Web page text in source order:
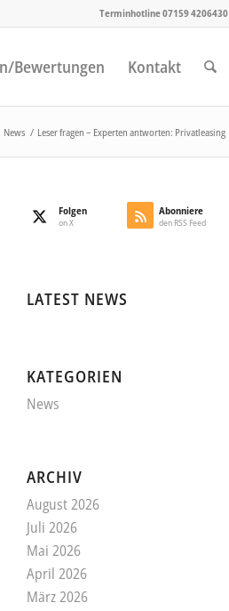
Terminhotline 07159 4206430
Bewertungen Kontakt
News / Leser fragen – Experten antworten: Privatleasing
Folgen
on X
Abonniere
den RSS Feed
LATEST NEWS
KATEGORIEN
News
ARCHIV
August 2026
Juli 2026
Mai 2026
April 2026
März 2026